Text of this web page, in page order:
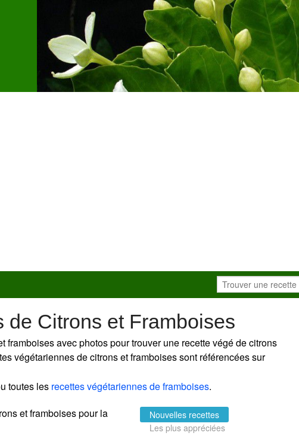
de Citrons et Framboises
framboises avec photos pour trouver une recette végé de citrons
végétariennes de citrons et framboises sont référencées sur
toutes les recettes végétariennes de framboises.
et framboises pour la
Nouvelles recettes
Les plus appréciées